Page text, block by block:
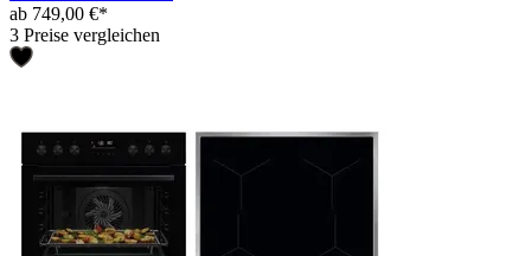
ab 749,00 €*
3 Preise vergleichen